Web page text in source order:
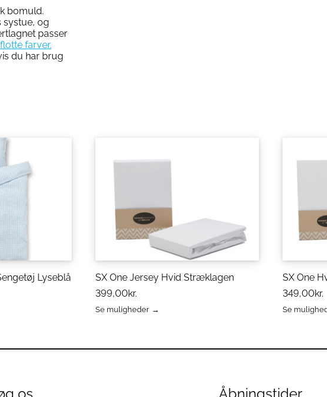
bomuld.
systue, og
passer
farver.
du har brug
Lyseblå
SX One Jersey Hvid Stræklagen
399,00kr.
Se muligheder
flere
SX One
349,00kr.
Se
flere
kan